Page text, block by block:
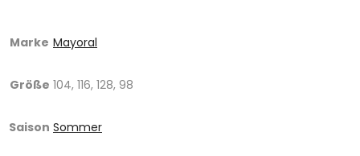
Marke Mayoral
Größe 104, 116, 128, 98
Saison Sommer